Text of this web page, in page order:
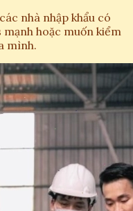
nhà nhập khẩu có
hoặc muốn kiểm
mình.